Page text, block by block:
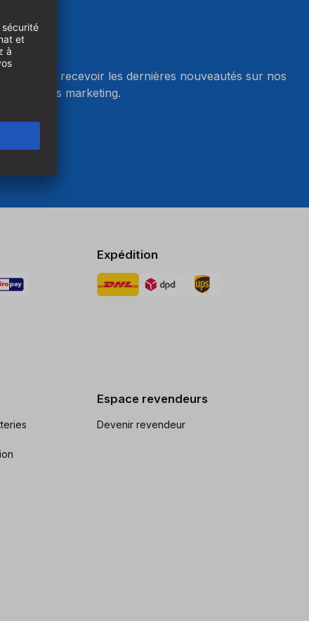
et recevoir les dernières nouveautés sur nos
cookies marketing.
Expédition
Espace revendeurs
Devenir revendeur